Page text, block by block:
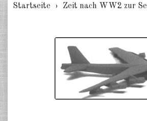
Startseite Zeit nach WW2 zur